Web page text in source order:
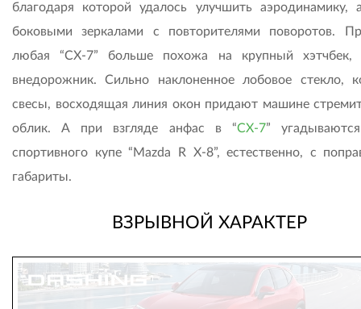
благодаря которой удалось улучшить аэродинамику,
боковыми зеркалами с повторителями поворотов.
любая “СХ-7” больше похожа на крупный хэтчбек,
внедорожник. Сильно наклоненное лобовое стекло,
свесы, восходящая линия окон придают машине
облик. А при взгляде анфас в “CX-7”
спортивного купе “Mazda R X-8”, естественно, с
габариты.
ВЗРЫВНОЙ ХАРАКТЕР